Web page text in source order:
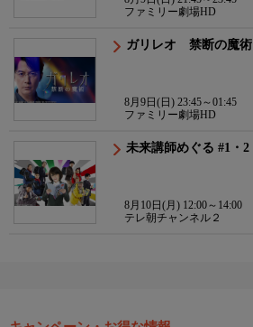
ファミリー劇場HD
ガリレオ 禁断の魔術
8月9日(日) 23:45～01:45
ファミリー劇場HD
未来講師めぐる #1・2
8月10日(月) 12:00～14:00
テレ朝チャンネル２